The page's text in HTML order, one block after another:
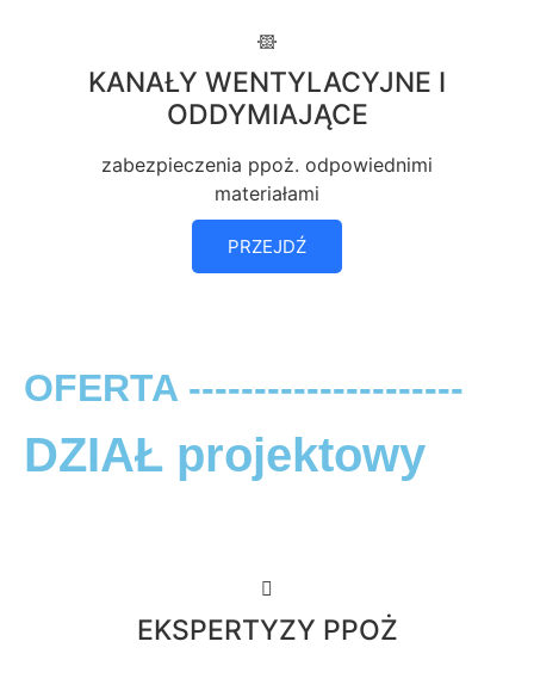
KANAŁY WENTYLACYJNE I
ODDYMIAJĄCE
zabezpieczenia ppoż. odpowiednimi
materiałami
PRZEJDŹ
OFERTA ---------------------
DZIAŁ projektowy
EKSPERTYZY PPOŻ